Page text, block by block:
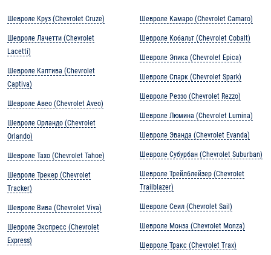
Шевроле Круз (Chevrolet Cruze)
Шевроле Лачетти (Chevrolet
Lacetti)
Шевроле Каптива (Chevrolet
Captiva)
Шевроле Авео (Chevrolet Aveo)
Шевроле Орландо (Chevrolet
Orlando)
Шевроле Тахо (Chevrolet Tahoe)
Шевроле Трекер (Chevrolet
Tracker)
Шевроле Вива (Chevrolet Viva)
Шевроле Экспресс (Chevrolet
Express)
Шевроле Камаро (Chevrolet Camaro)
Шевроле Кобальт (Chevrolet Cobalt)
Шевроле Эпика (Chevrolet Epica)
Шевроле Спарк (Chevrolet Spark)
Шевроле Реззо (Chevrolet Rezzo)
Шевроле Люмина (Chevrolet Lumina)
Шевроле Эванда (Chevrolet Evanda)
Шевроле Субурбан (Chevrolet Suburban)
Шевроле Трейлблейзер (Chevrolet
Trailblazer)
Шевроле Сеил (Chevrolet Sail)
Шевроле Монза (Chevrolet Monza)
Шевроле Тракс (Chevrolet Trax)